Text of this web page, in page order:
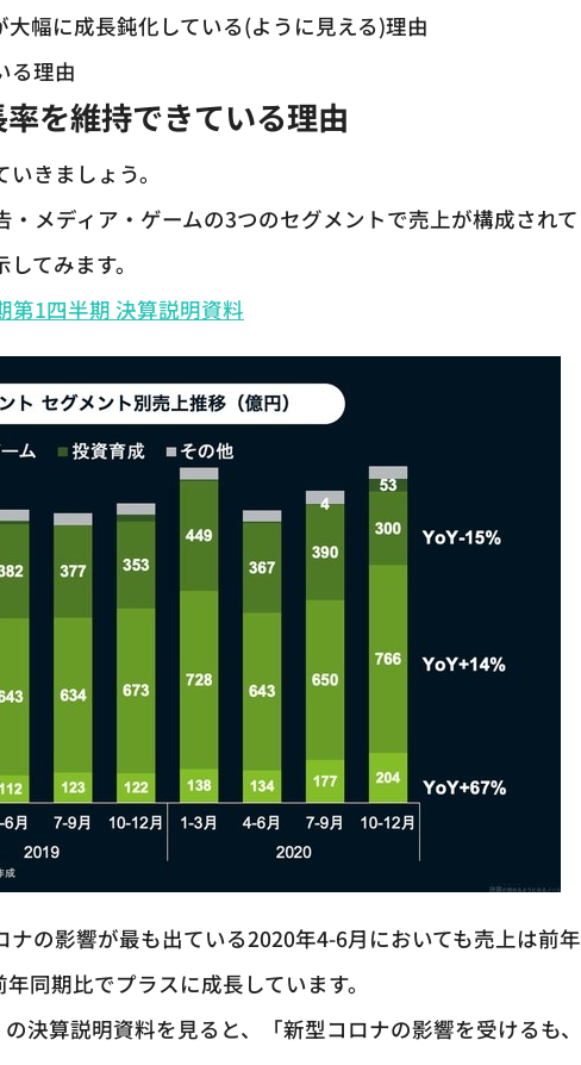
幅に成長鈍化している(ように見える)理由
る理由
を維持できている理由
きましょう。
メディア・ゲームの3つのセグメントで売上が構成されて
てみます。
第1四半期 決算説明資料
の影響が最も出ている2020年4-6月においても売上は前年
同期比でプラスに成長しています。
決算説明資料を見ると、「新型コロナの影響を受けるも、